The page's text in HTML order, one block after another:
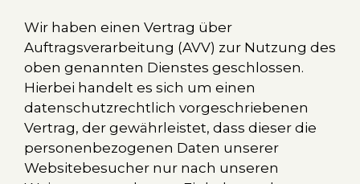
Wir haben einen Vertrag über
Auftragsverarbeitung (AVV) zur Nutzung des
oben genannten Dienstes geschlossen.
Hierbei handelt es sich um einen
datenschutzrechtlich vorgeschriebenen
Vertrag, der gewährleistet, dass dieser die
personenbezogenen Daten unserer
Websitebesucher nur nach unseren